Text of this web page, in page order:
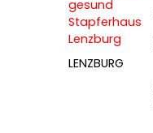
LENZBURG